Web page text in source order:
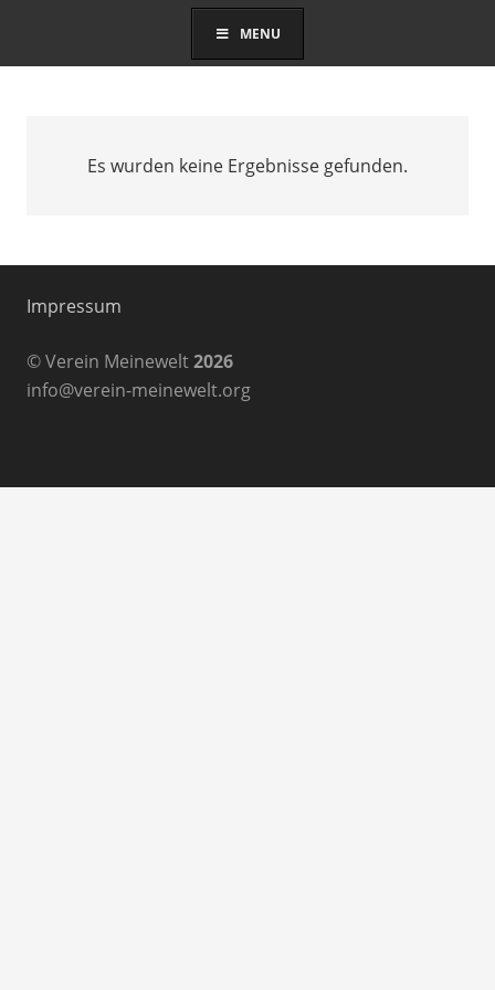
MENU
Es wurden keine Ergebnisse gefunden.
Impressum
© Verein Meinewelt2026
info@verein-meinewelt.org